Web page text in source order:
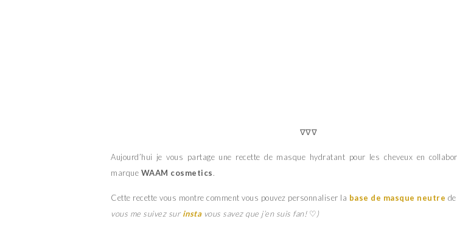
∇∇∇
Aujourd’hui je vous partage une recette de masque hydratant pour les cheveux en
marque WAAM cosmetics.
Cette recette vous montre comment vous pouvez personnaliser la base de masque neutre
vous me suivez sur instavous savez que j’en suis fan! ♡)